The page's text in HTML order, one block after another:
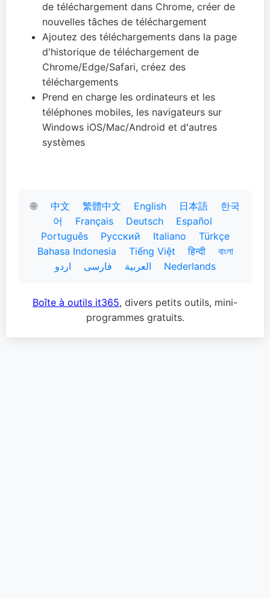
de téléchargement dans Chrome, créer de
nouvelles tâches de téléchargement
Ajoutez des téléchargements dans la page
d'historique de téléchargement de
Chrome/Edge/Safari, créez des
téléchargements
Prend en charge les ordinateurs et les
téléphones mobiles, les navigateurs sur
Windows iOS/Mac/Android et d'autres
systèmes
🌐 中文 繁體中文 English 日本語
한국
어
Français Deutsch
Español
Português
Русский Italiano
Türkçe
Bahasa Indonesia
Tiếng Việt हिन्दी
বাংলা
العربية
فارسی اردو Nederlands
Boîte à outils it365, divers petits outils, mini-
programmes gratuits.